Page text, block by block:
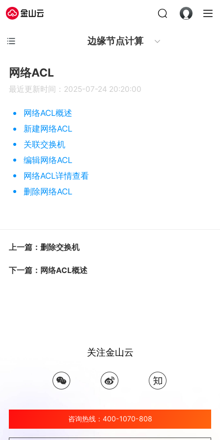
边缘节点计算
网络ACL
最近更新时间：2025-07-24 20:20:00
网络ACL概述
新建网络ACL
关联交换机
编辑网络ACL
网络ACL详情查看
删除网络ACL
上一篇：删除交换机
下一篇：网络ACL概述
关注金山云
咨询热线：400-1070-808